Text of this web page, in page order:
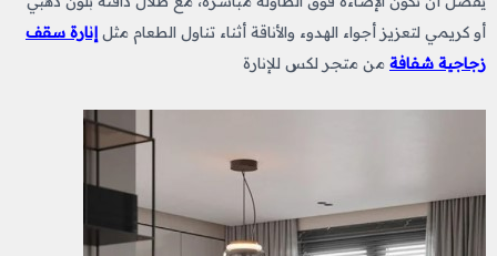
أو كريمي لتعزيز أجواء الهدوء والأناقة أثناء تناول الطعام مثل إنارة سقف
زجاجية شفافة من متجر لكس للإنارة